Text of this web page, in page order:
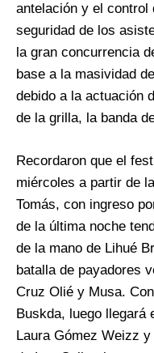
antelación y el control
seguridad de los
la gran concurrencia
base a la masividad
debido a la actuación
de la grilla, la banda
Recordaron que el
miércoles a partir de
Tomás, con ingreso
de la última noche
de la mano de Lihué
batalla de payadores
Cruz Olié y Musa.
Buskda, luego llegará
Laura Gómez Weizz